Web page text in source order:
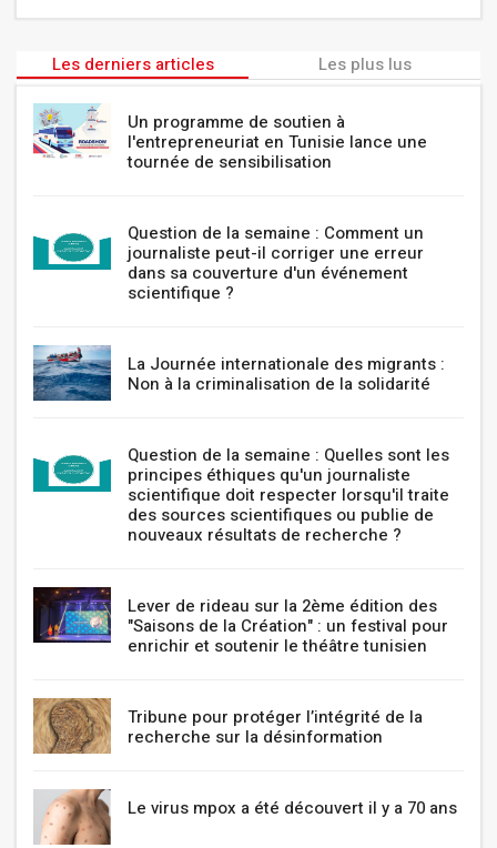
Les derniers articles Les plus lus
Un programme de soutien à
l'entrepreneuriat en Tunisie lance une
tournée de sensibilisation
Question de la semaine : Comment un
journaliste peut-il corriger une erreur
dans sa couverture d'un événement
scientifique ?
La Journée internationale des migrants :
Non à la criminalisation de la solidarité
Question de la semaine : Quelles sont les
principes éthiques qu'un journaliste
scientifique doit respecter lorsqu'il traite
des sources scientifiques ou publie de
nouveaux résultats de recherche ?
Lever de rideau sur la 2ème édition des
"Saisons de la Création" : un festival pour
enrichir et soutenir le théâtre tunisien
Tribune pour protéger l’intégrité de la
recherche sur la désinformation
Le virus mpox a été découvert il y a 70 ans